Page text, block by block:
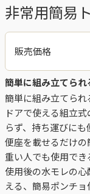
非常用簡易
販売価格
簡単に組み立てられ
簡単に組み立てら
ドアで使える組立
らず、持ち運びに
便座を載せるだけ
重い人でも使用で
使用後の水モレの
える、簡易ポンチ